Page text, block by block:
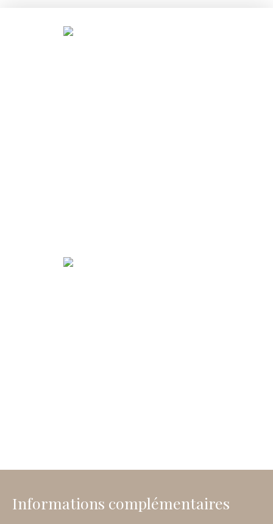
Informations complémentaires